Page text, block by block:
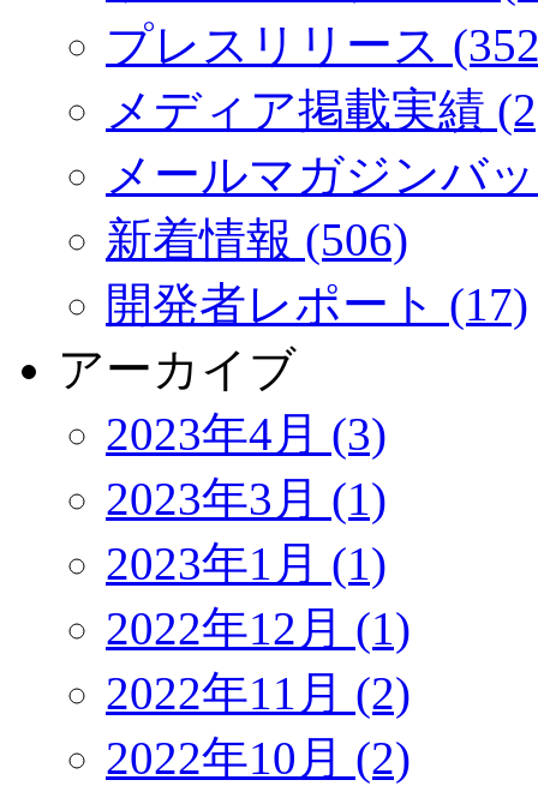
プレスリリース
メディア掲載実績
メールマガジンバ
新着情報 (506)
開発者レポート (17)
アーカイブ
2023年4月 (3)
2023年3月 (1)
2023年1月 (1)
2022年12月 (1)
2022年11月 (2)
2022年10月 (2)